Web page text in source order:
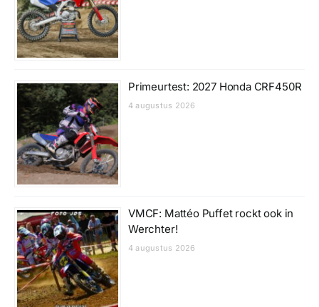
Primeurtest: 2027 Honda CRF450R
4 augustus 2026
VMCF: Mattéo Puffet rockt ook in
Werchter!
4 augustus 2026